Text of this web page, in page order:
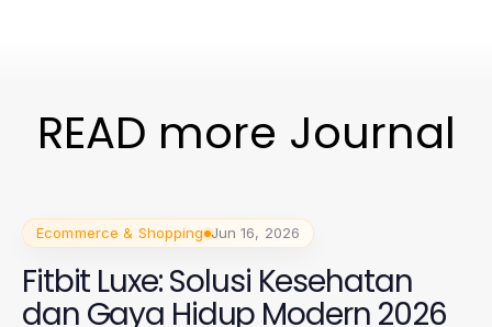
READ more Journal
Ecommerce & Shopping Jun 16, 2026
Fitbit Luxe: Solusi Kesehatan
dan Gaya Hidup Modern 2026